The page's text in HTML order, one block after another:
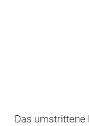
Das umstrittene